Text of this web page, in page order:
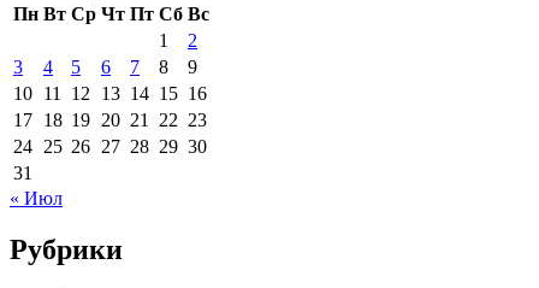
Пн Вт Ср Чт Пт Сб Вс
1
2
3
4 5 6 7 8
9
10 11 12 13 14 15 16
17 18 19 20 21 22 23
24 25 26 27 28 29 30
31
« Июл
Рубрики